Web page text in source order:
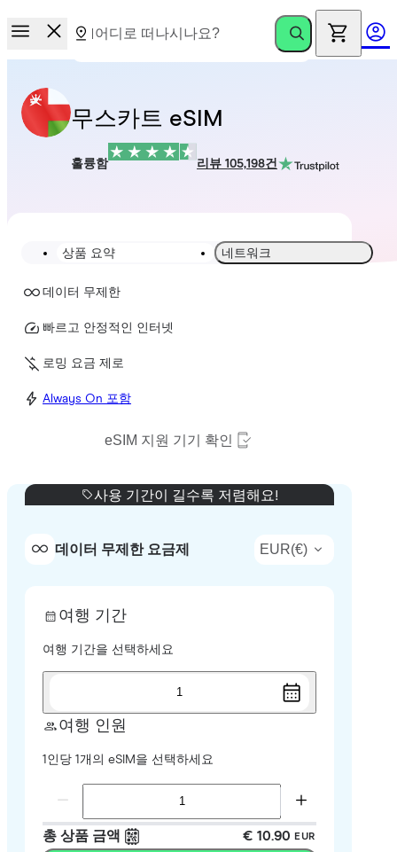
무스카트 eSIM
훌륭함 리뷰 105,198건
상품 요약 네트워크
데이터 무제한
빠르고 안정적인 인터넷
로밍 요금 제로
Always On 포함
eSIM 지원 기기 확인
사용 기간이 길수록 저렴해요!
데이터 무제한 요금제 EUR(€)
여행 기간
여행 기간을 선택하세요
1
여행 인원
1인당 1개의 eSIM을 선택하세요
총 상품 금액 € 10.90 EUR